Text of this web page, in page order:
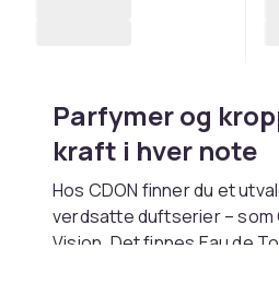
Parfymer og
kraft i hver note
Hos CDON finner du et
verdsatte duftserier – som
Vision. Det finnes Eau de
kombinerer friskhet,